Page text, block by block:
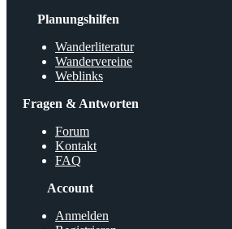
Planungshilfen
Wanderliteratur
Wandervereine
Weblinks
Fragen & Antworten
Forum
Kontakt
FAQ
Account
Anmelden